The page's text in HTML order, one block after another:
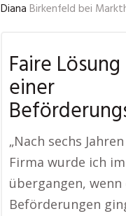
Diana Birkenfeld bei
Faire
einer
„Nach sechs
Firma wurde ich
übergangen, wenn
Beförderungen